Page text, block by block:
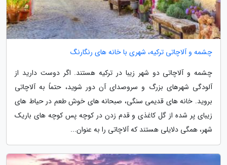
چشمه و آلاچاتی ترکیه، شهری با خانه های رنگارنگ
چشمه و آلاچاتی دو شهر زیبا در ترکیه هستند. اگر دوست دارید از
آلودگی شهرهای بزرگ و سروصدای آن دور شوید، حتماً به آلاچاتی
بروید. خانه های قدیمی سنگی، صبحانه های خوش طعم در حیاط های
زیبای پر شده از گل کاغذی و قدم زدن در کوچه پس کوچه های باریک
شهر، همگی دلایلی هستند که آلاچاتی را به عنوان...